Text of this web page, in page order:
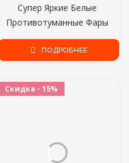
Супер Яркие Белые
Противотуманные Фары
Галогенная Лампа Высокой
Мощности Автомобильные
Источник Света парковка
ПОДРОБНЕЕ
Скидка - 15%